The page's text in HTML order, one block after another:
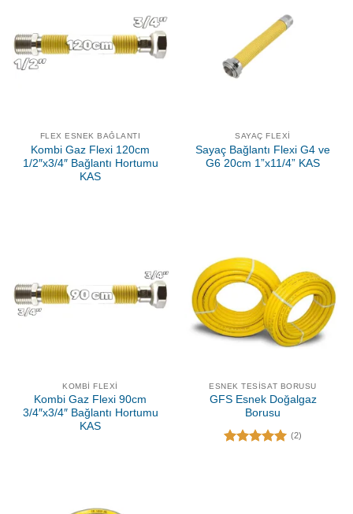
FLEX ESNEK BAĞLANTI
Kombi Gaz Flexi 120cm
1/2″x3/4″ Bağlantı Hortumu
KAS
SAYAÇ FLEXI
Sayaç Bağlantı Flexi G4 ve
G6 20cm 1”x11/4” KAS
KOMBI FLEXI
Kombi Gaz Flexi 90cm
3/4″x3/4″ Bağlantı Hortumu
KAS
ESNEK TESISAT BORUSU
GFS Esnek Doğalgaz
Borusu
(2)